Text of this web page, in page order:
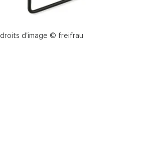
droits d'image © freifrau